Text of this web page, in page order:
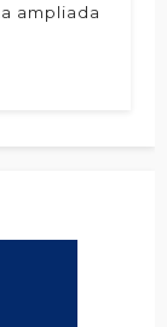
ampliada